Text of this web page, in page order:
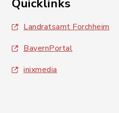
Quicklinks
Landratsamt Forchheim
BayernPortal
inixmedia